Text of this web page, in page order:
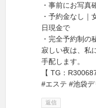
・事前にお写真
・予約金なし｜
日現金で
・完全予約制の
寂しい夜は、私
手配します。
【 TG：
#エステ #池袋
返信